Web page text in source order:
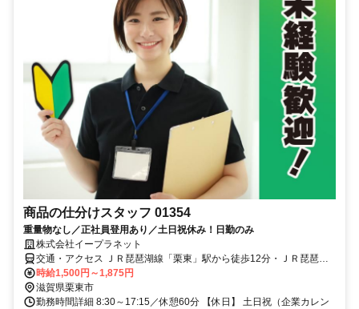
商品の仕分けスタッフ 01354
重量物なし／正社員登用あり／土日祝休み！日勤のみ
株式会社イープラネット
交通・アクセス ＪＲ琵琶湖線「栗東」駅から徒歩12分・ＪＲ琵琶湖
線「草津」駅から車10分・ＪＲ琵琶湖線「南草津」駅から車20分
時給1,500円～1,875円
滋賀県栗東市
勤務時間詳細 8:30～17:15／休憩60分 【休日】 土日祝（企業カレン